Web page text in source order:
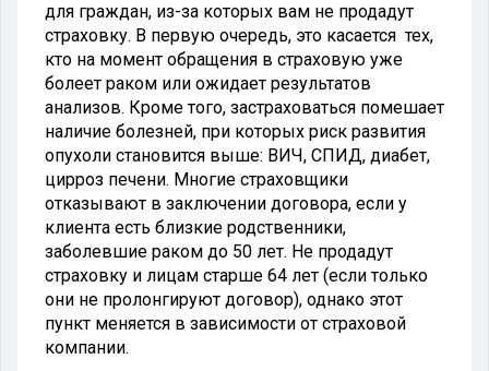
для граждан, из-за которых вам не продадут
страховку. В первую очередь, это касается тех,
кто на момент обращения в страховую уже
болеет раком или ожидает результатов
анализов. Кроме того, застраховаться помешает
наличие болезней, при которых риск развития
опухоли становится выше: ВИЧ, СПИД, диабет,
цирроз печени. Многие страховщики
отказывают в заключении договора, если у
клиента есть близкие родственники,
заболевшие раком до 50 лет. Не продадут
страховку и лицам старше 64 лет (если только
они не пролонгируют договор), однако этот
пункт меняется в зависимости от страховой
компании.